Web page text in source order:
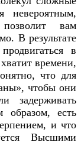
невероятным,
вам
В результате
в
времени,
что для
чтобы они
задерживать
образом, есть
и что
Высшими